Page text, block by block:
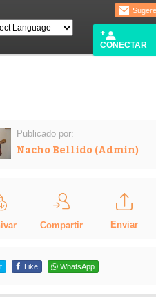
CONECTAR
Publicado por:
Nacho Bellido (Admin)
Compartir Enviar
Like WhatsApp